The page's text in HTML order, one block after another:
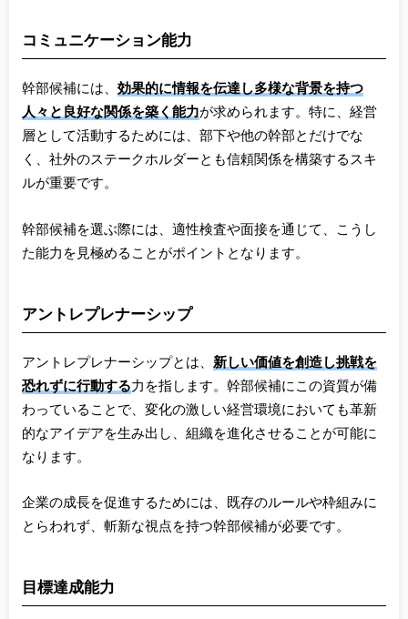
コミュニケーション能力
幹部候補には、 効果的に情報を伝達し多様な背景を持つ
人々と良好な関係を築く能力が求められます。特に、経営
層として活動するためには、部下や他の幹部とだけでな
く、社外のステークホルダーとも信頼関係を構築するスキ
ルが重要です。
幹部候補を選ぶ際には、適性検査や面接を通じて、こうし
た能力を見極めることがポイントとなります。
アントレプレナーシップ
アントレプレナーシップとは、 新しい価値を創造し挑戦を
恐れずに行動する力を指します。幹部候補にこの資質が備
わっていることで、変化の激しい経営環境においても革新
的なアイデアを生み出し、組織を進化させることが可能に
なります。
企業の成長を促進するためには、既存のルールや枠組みに
とらわれず、斬新な視点を持つ幹部候補が必要です。
目標達成能力